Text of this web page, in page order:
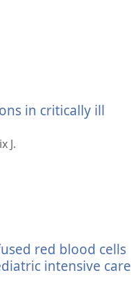
in critically ill
J.
red blood cells
intensive care